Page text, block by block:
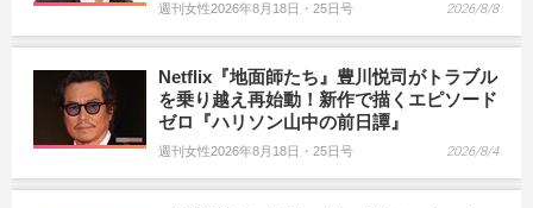
週刊女性2026年8月18日・25日号 2026/8/8
Netflix『地面師たち』豊川悦司がトラブル
を乗り越え再始動！新作で描くエピソード
ゼロ『ハリソン山中の前日譚』
週刊女性2026年8月18日・25日号 2026/8/4